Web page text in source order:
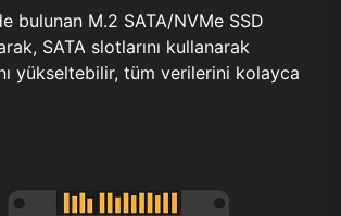
bulunan M.2 SATA/NVMe SSD
SATA slotlarını kullanarak
yükseltebilir, tüm verilerini kolayca